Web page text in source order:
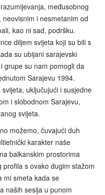
međusobnog
i nesmetanim od
kao ni sad, podršku.
diljem svijeta koji su bili s
su ubijani sarajevski
grupe su nam pomogli da
Sarajevu 1994.
uključujući i susjedne
i slobodnom Sarajevu,
svijeta.
možemo, čuvajući duh
karakter naše
balkanskim prostorima
s ovako dugim stažom
mi smeta kada se
naših sesija u punom